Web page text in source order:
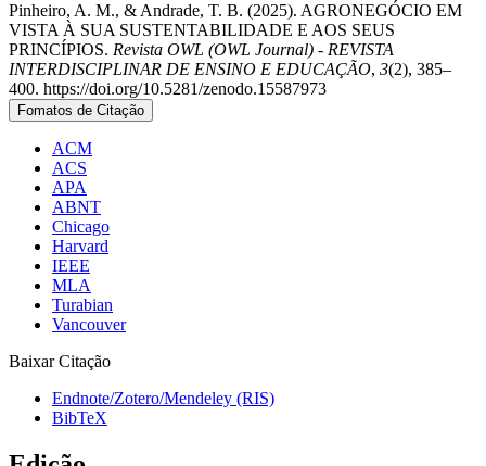
Pinheiro, A. M., & Andrade, T. B. (2025). AGRONEGÓCIO EM
VISTA À SUA SUSTENTABILIDADE E AOS SEUS
PRINCÍPIOS. Revista OWL (OWL Journal) - REVISTA
INTERDISCIPLINAR DE ENSINO E EDUCAÇÃO, 3(2), 385–
400. https://doi.org/10.5281/zenodo.15587973
Fomatos de Citação
ACM
ACS
APA
ABNT
Chicago
Harvard
IEEE
MLA
Turabian
Vancouver
Baixar Citação
Endnote/Zotero/Mendeley (RIS)
BibTeX